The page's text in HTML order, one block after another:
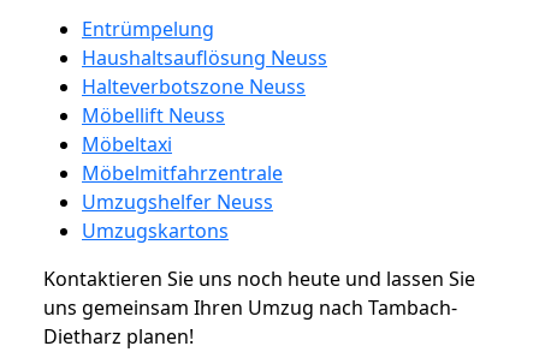
Entrümpelung
Haushaltsauflösung Neuss
Halteverbotszone Neuss
Möbellift Neuss
Möbeltaxi
Möbelmitfahrzentrale
Umzugshelfer Neuss
Umzugskartons
Kontaktieren Sie uns noch heute und lassen Sie
uns gemeinsam Ihren Umzug nach Tambach-
Dietharz planen!